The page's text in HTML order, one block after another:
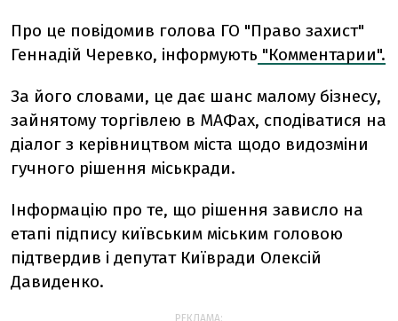
Про це повідомив голова ГО "Право захист"
Геннадій Черевко, інформують "Комментарии".
За його словами, це дає шанс малому бізнесу,
зайнятому торгівлею в МАФах, сподіватися на
діалог з керівництвом міста щодо видозміни
гучного рішення міськради.
Інформацію про те, що рішення зависло на
етапі підпису київським міським головою
підтвердив і депутат Київради Олексій
Давиденко.
РЕКЛАМА: